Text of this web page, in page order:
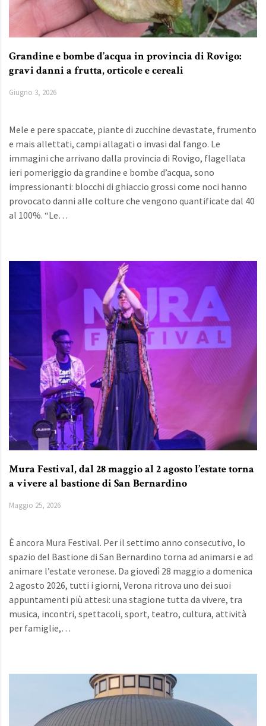
Grandine e bombe d’acqua in provincia di Rovigo:
gravi danni a frutta, orticole e cereali
Giugno 3, 2026
Mele e pere spaccate, piante di zucchine devastate, frumento
e mais allettati, campi allagati o invasi dal fango. Le
immagini che arrivano dalla provincia di Rovigo, flagellata
ieri pomeriggio da grandine e bombe d’acqua, sono
impressionanti: blocchi di ghiaccio grossi come noci hanno
provocato danni alle colture che vengono quantificate dal 40
al 100%. “Le…
Mura Festival, dal 28 maggio al 2 agosto l’estate torna
a vivere al bastione di San Bernardino
Maggio 25, 2026
È ancora Mura Festival. Per il settimo anno consecutivo, lo
spazio del Bastione di San Bernardino torna ad animarsi e ad
animare l’estate veronese. Da giovedì 28 maggio a domenica
2 agosto 2026, tutti i giorni, Verona ritrova uno dei suoi
appuntamenti più attesi: una stagione tutta da vivere, tra
musica, incontri, spettacoli, sport, teatro, cultura, attività
per famiglie,…